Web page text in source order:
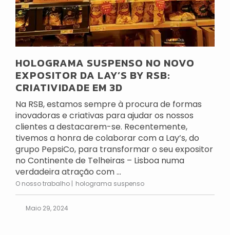
HOLOGRAMA SUSPENSO NO NOVO
EXPOSITOR DA LAY’S BY RSB:
CRIATIVIDADE EM 3D
Na RSB, estamos sempre à procura de formas
inovadoras e criativas para ajudar os nossos
clientes a destacarem-se. Recentemente,
tivemos a honra de colaborar com a Lay’s, do
grupo PepsiCo, para transformar o seu expositor
no Continente de Telheiras – Lisboa numa
verdadeira atração com ...
O nosso trabalho holograma suspenso
Maio 29, 2024